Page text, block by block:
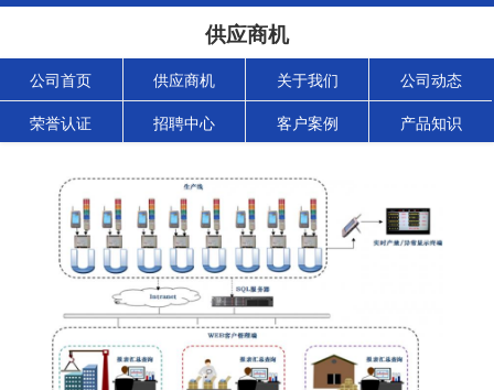
供应商机
公司首页 供应商机 关于我们 公司动态
荣誉认证 招聘中心 客户案例 产品知识